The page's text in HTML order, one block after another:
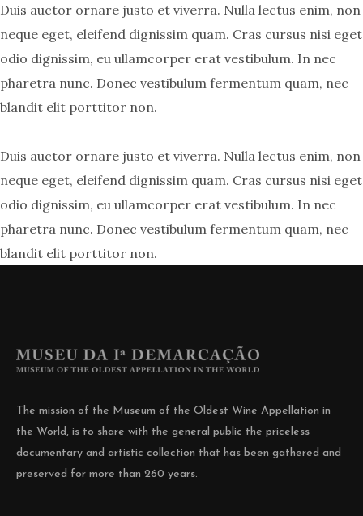
Duis auctor ornare justo et viverra. Nulla lectus enim, non
neque eget, eleifend dignissim quam. Cras cursus nisi eget
odio dignissim, eu ullamcorper erat vestibulum. In nec
pharetra nunc. Donec vestibulum fermentum quam, nec
blandit elit porttitor non.
Duis auctor ornare justo et viverra. Nulla lectus enim, non
neque eget, eleifend dignissim quam. Cras cursus nisi eget
odio dignissim, eu ullamcorper erat vestibulum. In nec
pharetra nunc. Donec vestibulum fermentum quam, nec
blandit elit porttitor non.
The mission of the Museum of the Oldest Wine Appellation in
the World, is to share with the general public the priceless
documentary and artistic collection that has been gathered and
preserved for more than 260 years.